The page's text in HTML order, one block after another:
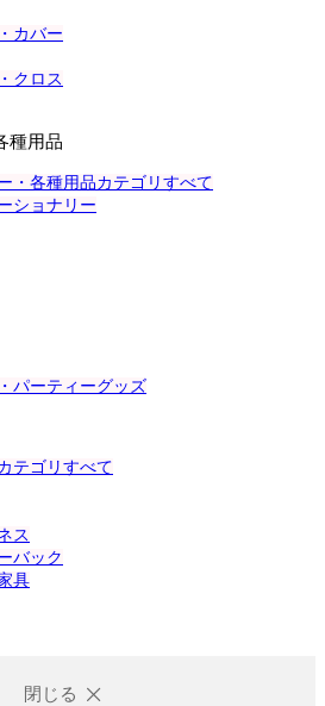
カバー
クロス
種用品
・各種用品カテゴリすべて
ショナリー
パーティーグッズ
テゴリすべて
ス
バック
具
閉じる